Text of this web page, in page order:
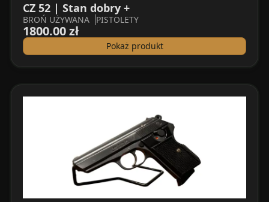
CZ 52 | Stan dobry +
BROŃ UŻYWANA PISTOLETY
1800.00 zł
Pokaż produkt